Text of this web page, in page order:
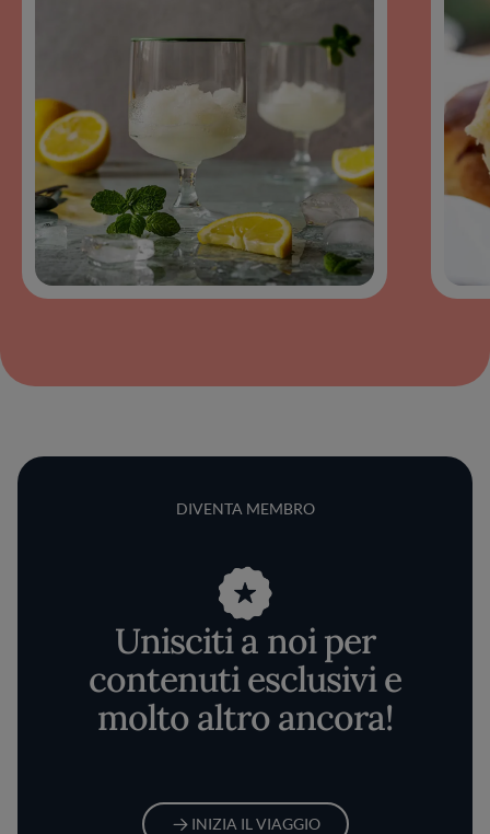
DIVENTA MEMBRO
Unisciti a noi per
contenuti esclusivi e
molto altro ancora!
INIZIA IL VIAGGIO